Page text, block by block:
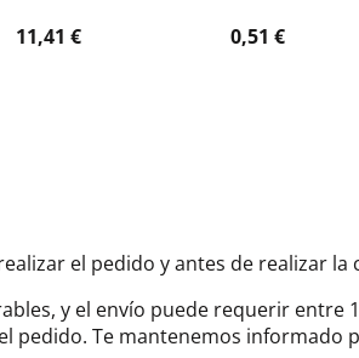
11,41 € 0,51 €
el pedido y antes de realizar la
y el envío puede requerir
pedido. Te mantenemos informado